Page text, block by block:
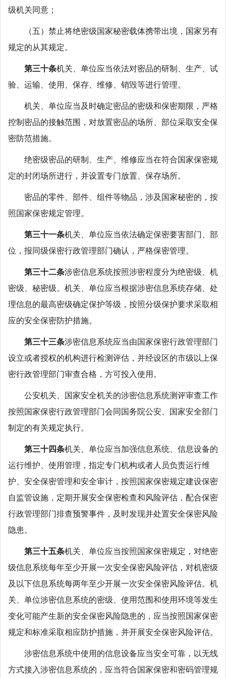
级机关同意；
（五）禁止将绝密级国家秘密载体携带出境，国家另有
规定的从其规定。
第三十条机关、单位应当依法对密品的研制、生产、试
验、运输、使用、保存、维修、销毁等进行管理。
机关、单位应当及时确定密品的密级和保密期限，严格
控制密品的接触范围，对放置密品的场所、部位采取安全保
密防范措施。
绝密级密品的研制、生产、维修应当在符合国家保密规
定的封闭场所进行，并设置专门放置、保存场所。
密品的零件、部件、组件等物品，涉及国家秘密的，按
照国家保密规定管理。
第三十一条机关、单位应当依法确定保密要害部门、部
位，报同级保密行政管理部门确认，严格保密管理。
第三十二条涉密信息系统按照涉密程度分为绝密级、机
密级、秘密级。机关、单位应当根据涉密信息系统存储、处
理信息的最高密级确定保护等级，按照分级保护要求采取相
应的安全保密防护措施。
第三十三条涉密信息系统应当由国家保密行政管理部门
设立或者授权的机构进行检测评估，并经设区的市级以上保
密行政管理部门审查合格，方可投入使用。
公安机关、国家安全机关的涉密信息系统测评审查工作
按照国家保密行政管理部门会同国务院公安、国家安全部门
制定的有关规定执行。
第三十四条机关、单位应当加强信息系统、信息设备的
运行维护、使用管理，指定专门机构或者人员负责运行维
护、安全保密管理和安全审计，按照国家保密规定建设保密
自监管设施，定期开展安全保密检查和风险评估，配合保密
行政管理部门排查预警事件，及时发现并处置安全保密风险
隐患。
第三十五条机关、单位应当按照国家保密规定，对绝密
级信息系统每年至少开展一次安全保密风险评估，对机密级
及以下信息系统每两年至少开展一次安全保密风险评估。机
关、单位涉密信息系统的密级、使用范围和使用环境等发生
变化可能产生新的安全保密风险隐患的，应当按照国家保密
规定和标准采取相应防护措施，并开展安全保密风险评估。
涉密信息系统中使用的信息设备应当安全可靠，以无线
方式接入涉密信息系统的，应当符合国家保密和密码管理规